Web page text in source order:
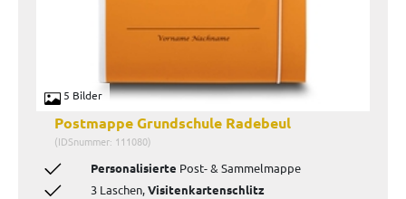
5 Bilder
Postmappe Grundschule Radebeul
(IDSnummer: 111080)
Personalisierte Post- & Sammelmappe
3 Laschen,Visitenkartenschlitz